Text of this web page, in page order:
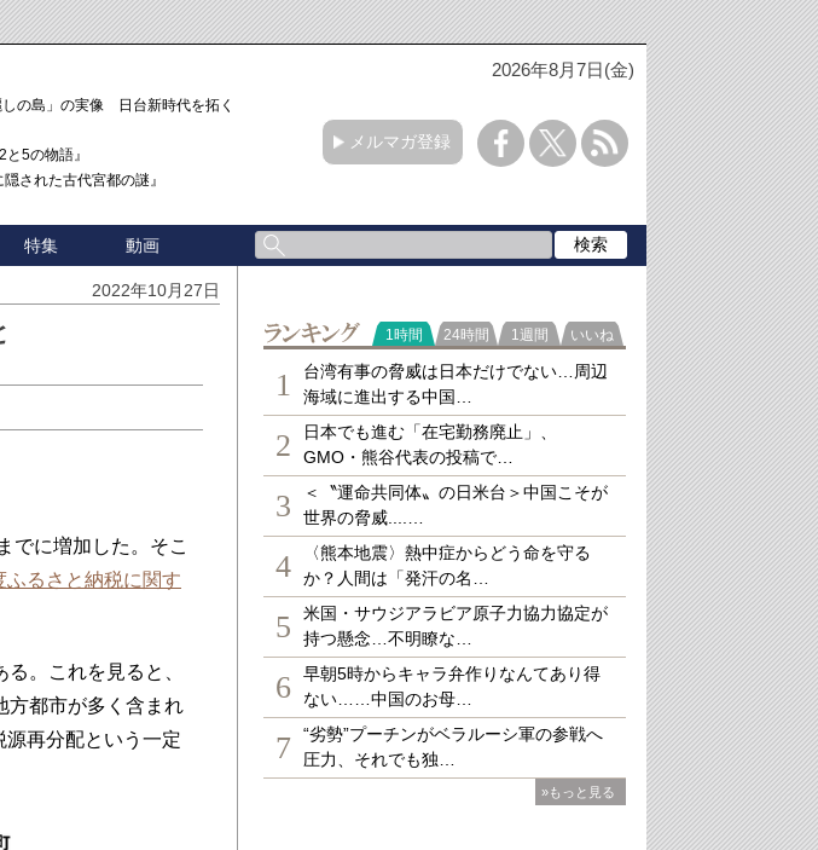
2026年8月7日(金)
の島」の実像 日台新時代を拓く「3
5の物語』
された古代宮都の謎』
メルマガ登録
特集 動画
2022年10月27日
でに増加した。そこ
ふるさと納税に関す
。これを見ると、
方都市が多く含まれ
再分配という一定
ランキング
1時間 24時間 1週間 いいね
1
台湾有事の脅威は日本だけでない…周辺
海域に進出する中国…
2
日本でも進む「在宅勤務廃止」、
GMO・熊谷代表の投稿で…
3
＜〝運命共同体〟の日米台＞中国こそが
世界の脅威....…
4
〈熊本地震〉熱中症からどう命を守る
か？人間は「発汗の名…
5
米国・サウジアラビア原子力協力協定が
持つ懸念…不明瞭な…
6
早朝5時からキャラ弁作りなんてあり得
ない……中国のお母…
7
“劣勢”プーチンがベラルーシ軍の参戦へ
圧力、それでも独…
»もっと見る